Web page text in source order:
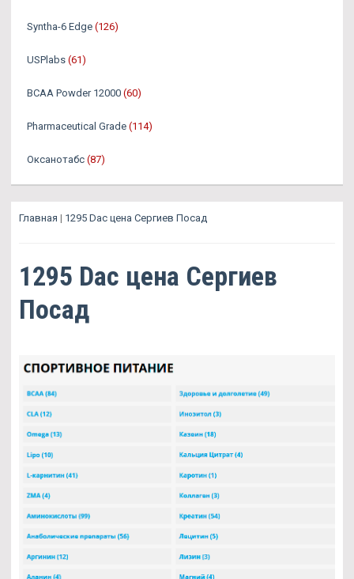
Syntha-6 Edge (126)
USPlabs (61)
BCAA Powder 12000 (60)
Pharmaceutical Grade (114)
Оксанотабс (87)
Главная | 1295 Dac цена Сергиев Посад
1295 Dac цена Сергиев
Посад